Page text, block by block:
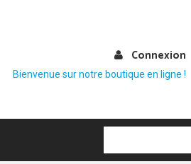
Connexion
Bienvenue sur notre boutique en ligne !